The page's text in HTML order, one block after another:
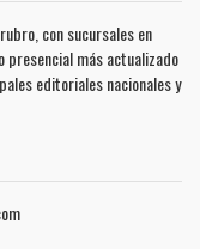
con sucursales en
presencial más actualizado
editoriales nacionales y